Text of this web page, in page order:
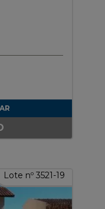
Lote nº 3521-19